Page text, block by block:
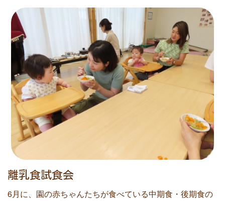
離乳食試食会
6月に、園の赤ちゃんたちが食べている中期食・後期食の